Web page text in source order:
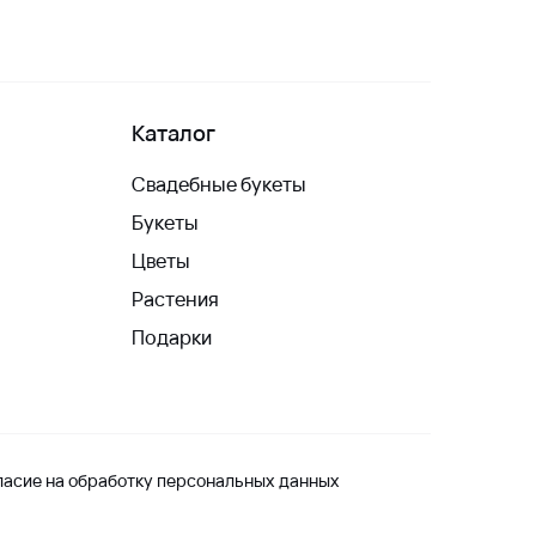
Каталог
Свадебные букеты
Букеты
Цветы
Растения
Подарки
на обработку персональных данных